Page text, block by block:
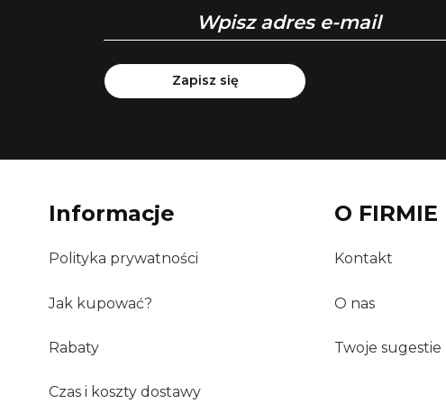
Zapisz się
Informacje
Polityka prywatności
Jak kupować?
Rabaty
Czas i koszty dostawy
O FIRMIE
Kontakt
O nas
Twoje sugestie